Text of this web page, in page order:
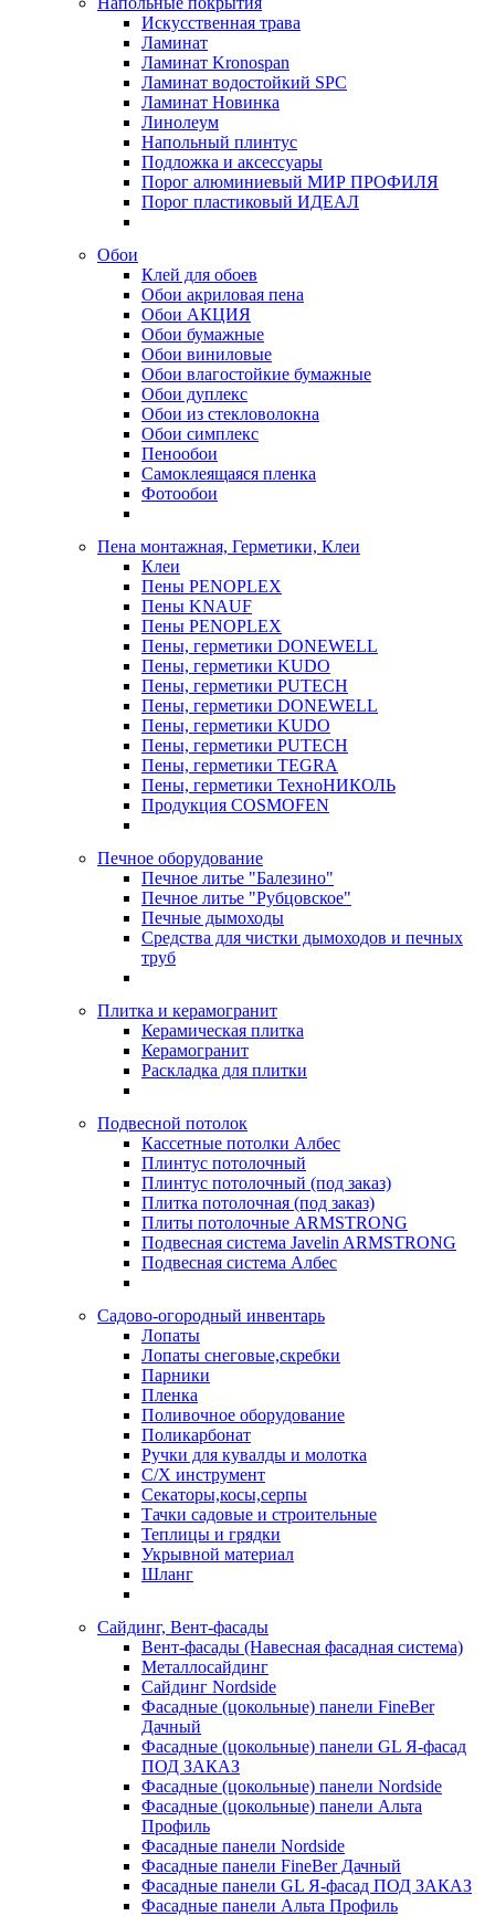
Искусственная трава
Ламинат
Ламинат Kronospan
Ламинат водостойкий SPC
Ламинат Новинка
Линолеум
Напольный плинтус
Подложка и аксессуары
Порог алюминиевый МИР ПРОФИЛЯ
Порог пластиковый ИДЕАЛ
Обои
Клей для обоев
Обои акриловая пена
Обои АКЦИЯ
Обои бумажные
Обои виниловые
Обои влагостойкие бумажные
Обои дуплекс
Обои из стекловолокна
Обои симплекс
Пенообои
Самоклеящаяся пленка
Фотообои
Пена монтажная, Герметики, Клеи
Клеи
Пены PENOPLEX
Пены KNAUF
Пены PENOPLEX
Пены, герметики DONEWELL
Пены, герметики KUDO
Пены, герметики PUTECH
Пены, герметики DONEWELL
Пены, герметики KUDO
Пены, герметики PUTECH
Пены, герметики TEGRA
Пены, герметики ТехноНИКОЛЬ
Продукция COSMOFEN
Печное оборудование
Печное литье "Балезино"
Печное литье "Рубцовское"
Печные дымоходы
Средства для чистки дымоходов и печных
труб
Плитка и керамогранит
Керамическая плитка
Керамогранит
Раскладка для плитки
Подвесной потолок
Кассетные потолки Албес
Плинтус потолочный
Плинтус потолочный (под заказ)
Плитка потолочная (под заказ)
Плиты потолочные ARMSTRONG
Подвесная система Javelin ARMSTRONG
Подвесная система Албес
Садово-огородный инвентарь
Лопаты
Лопаты снеговые,скребки
Парники
Пленка
Поливочное оборудование
Поликарбонат
Ручки для кувалды и молотка
С/Х инструмент
Секаторы,косы,серпы
Тачки садовые и строительные
Теплицы и грядки
Укрывной материал
Шланг
Сайдинг, Вент-фасады
Вент-фасады (Навесная фасадная система)
Металлосайдинг
Сайдинг Nordside
Фасадные (цокольные) панели FineBer
Дачный
Фасадные (цокольные) панели GL Я-фасад
ПОД ЗАКАЗ
Фасадные (цокольные) панели Nordside
Фасадные (цокольные) панели Альта
Профиль
Фасадные панели Nordside
Фасадные панели FineBer Дачный
Фасадные панели GL Я-фасад ПОД ЗАКАЗ
Фасадные панели Альта Профиль